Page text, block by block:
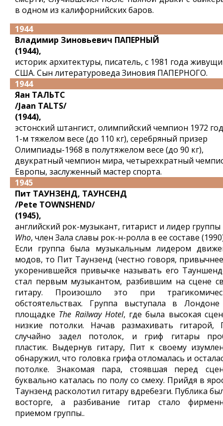
в одном из калифорнийских баров.
1944
Владимир Зиновьевич ПАПЕРНЫЙ
(1944),
историк архитектуры, писатель, с 1981 года
США. Сын литературоведа Зиновия ПАПЕРНОГО.
1944
Яан ТАЛЬТС
/Jaan TALTS/
(1944),
эстонский штангист, олимпийский чемпион 1972
1-м тяжелом весе (до 110 кг), серебряный призер
Олимпиады-1968 в полутяжелом весе (до 90 кг),
двукратный чемпион мира, четырехкратный
Европы, заслуженный мастер спорта.
1945
Пит ТАУНЗЕНД, ТАУНСЕНД
/Pete TOWNSHEND/
(1945),
английский рок-музыкант, гитарист и лидер группы
Who, член Зала славы рок-н-ролла в ее составе
Если группа была музыкальным лидером
модов, то Пит Таунзенд (честно говоря,
укоренившейся привычке называть его
стал первым музыкантом, разбившим на сцене
гитару. Произошло это при
обстоятельствах. Группа выступала в
площадке The Railway Hotel, где была высокая
низкие потолки. Начав размахивать гитарой,
случайно задел потолок, и гриф гитары
пластик. Выдернув гитару, Пит к своему
обнаружил, что головка грифа отломалась и
потолке. Знакомая пара, стоявшая перед
буквально каталась по полу со смеху. Прийдя в
Таунзенд расколотил гитару вдребезги. Публика
восторге, а разбивание гитар стало
приемом группы..